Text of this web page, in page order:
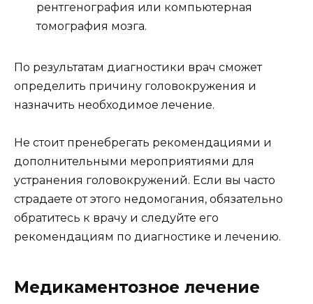
рентгенография или компьютерная
томография мозга.
По результатам диагностики врач сможет
определить причину головокружения и
назначить необходимое лечение.
Не стоит пренебрегать рекомендациями и
дополнительными мероприятиями для
устранения головокружений. Если вы часто
страдаете от этого недомогания, обязательно
обратитесь к врачу и следуйте его
рекомендациям по диагностике и лечению.
Медикаментозное лечение